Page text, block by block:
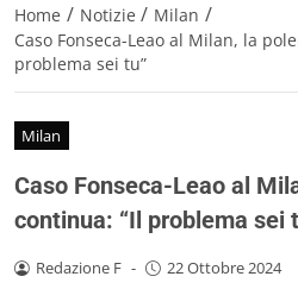
Home / Notizie / Milan /
Caso Fonseca-Leao al Milan, la
problema sei tu”
Milan
Caso Fonseca-Leao al
continua: “Il problema sei
Redazione F - 22 Ottobre 2024